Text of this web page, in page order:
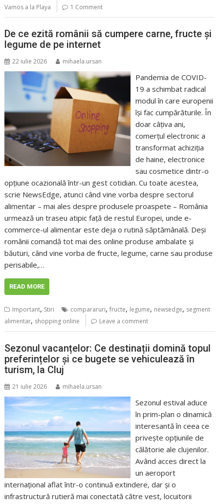
Vamos a la Playa 1 Comment
De ce ezită românii să cumpere carne, fructe și
legume de pe internet
22 iulie 2026 mihaela.ursan
Pandemia de COVID-
19 a schimbat radical
modul în care europenii
își fac cumpărăturile. În
doar câțiva ani,
comerțul electronic a
transformat achiziția
de haine, electronice
sau cosmetice dintr-o
opțiune ocazională într-un gest cotidian. Cu toate acestea,
scrie NewsEdge, atunci când vine vorba despre sectorul
alimentar – mai ales despre produsele proaspete – România
urmează un traseu atipic față de restul Europei, unde e-
commerce-ul alimentar este deja o rutină săptămânală. Deși
românii comandă tot mai des online produse ambalate și
băuturi, când vine vorba de fructe, legume, carne sau produse
perisabile,…
READ MORE
Important, Stiri compararuri,fructe, legume, newsedge, segment
alimentar, shopping online Leave a comment
Sezonul vacanțelor: Ce destinații domină topul
preferințelor și ce bugete se vehiculează în
turism, la Cluj
21 iulie 2026 mihaela.ursan
Sezonul estival aduce
în prim-plan o dinamică
interesantă în ceea ce
privește opțiunile de
călătorie ale clujenilor.
Având acces direct la
un aeroport
internațional aflat într-o continuă extindere, dar și o
infrastructură rutieră mai conectată către vest, locuitorii